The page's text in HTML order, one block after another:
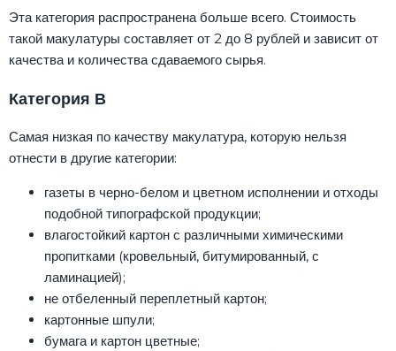
Эта категория распространена больше всего. Стоимость
такой макулатуры составляет от 2 до 8 рублей и зависит от
качества и количества сдаваемого сырья.
Категория В
Самая низкая по качеству макулатура, которую нельзя
отнести в другие категории:
газеты в черно-белом и цветном исполнении и отходы
подобной типографской продукции;
влагостойкий картон с различными химическими
пропитками (кровельный, битумированный, с
ламинацией);
не отбеленный переплетный картон;
картонные шпули;
бумага и картон цветные;